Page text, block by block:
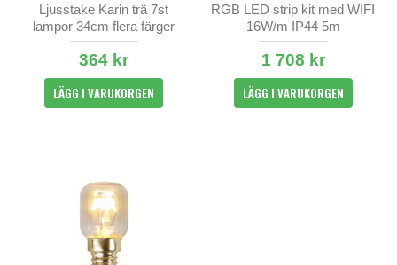
Ljusstake Karin trä 7st
lampor 34cm flera färger
364 kr
LÄGG I VARUKORGEN
RGB LED strip kit med WIFI
16W/m IP44 5m
1 708 kr
LÄGG I VARUKORGEN